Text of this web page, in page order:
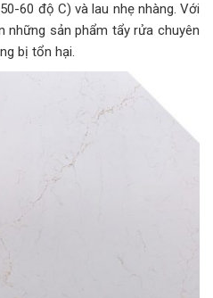
60 độ C) và lau nhẹ nhàng. Với
những sản phẩm tẩy rửa chuyên
bị tổn hại.